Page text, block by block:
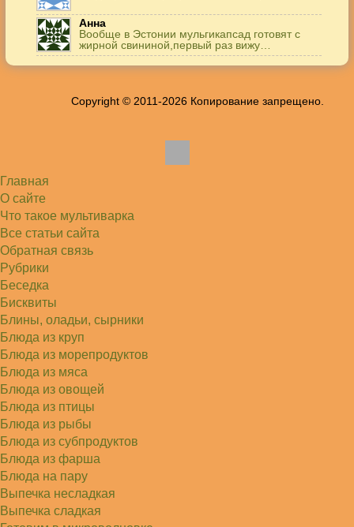
Анна
Вообще в Эстонии мульгикапсад готовят с
жирной свининой,первый раз вижу…
Игорь
Жанна
и сырую курочку, и…
Света
Советую простой рецепт как готовили наши
бабушки, на 5 минут…
Copyright © 2011-2026 Копирование запрещено.
Главная
О сайте
Что такое мультиварка
Все статьи сайта
Обратная связь
Рубрики
Беседка
Бисквиты
Блины, оладьи, сырники
Блюда из круп
Блюда из морепродуктов
Блюда из мяса
Блюда из овощей
Блюда из птицы
Блюда из рыбы
Блюда из субпродуктов
Блюда из фарша
Блюда на пару
Выпечка несладкая
Выпечка сладкая